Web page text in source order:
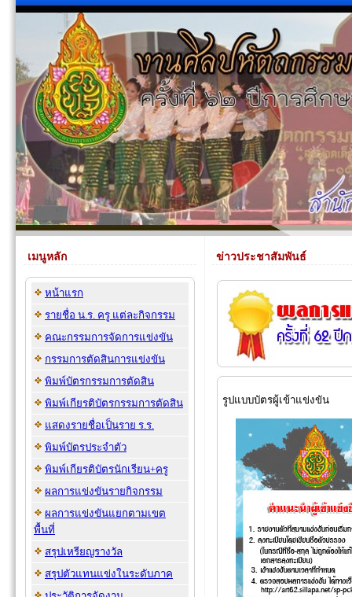
เมนูหลัก
หน้าแรก
รายชื่อ น.ร. ครู แต่ละกิจกรรม
คณะกรรมการจัดการแข่งขัน
กรรมการตัดสินการแข่งขัน
พิมพ์บัตรกรรมการตัดสิน
พิมพ์เกียรติบัตรกรรมการตัดสิน
แสดงรายชื่อเป็นราย ร.ร.
พิมพ์บัตรประจำตัว
พิมพ์เกียรติบัตรนักเรียน+ครู
ผลการแข่งขันรายกิจกรรม
ผลการแข่งขันแยกตามเขต
พื้นที่
สรุปเหรียญรางวัล
สรุปตัวแทนแข่งในระดับภาค
ข่าวประชาสัมพันธ์
รูปแบบบัตรผู้เข้าแข่งขัน